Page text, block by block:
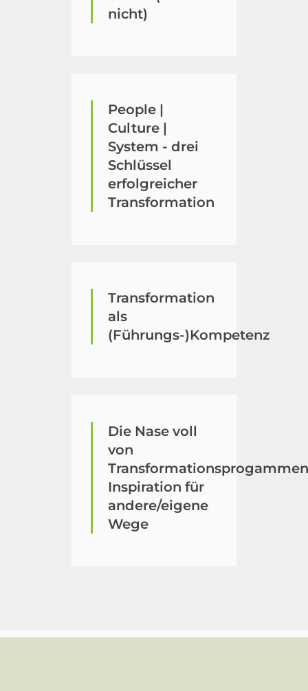
nicht)
People |
Culture |
System - drei
Schlüssel
erfolgreicher
Transformation
Transformation
als
(Führungs-)Kompetenz
Die Nase voll
von
Inspiration für
andere/eigene
Wege